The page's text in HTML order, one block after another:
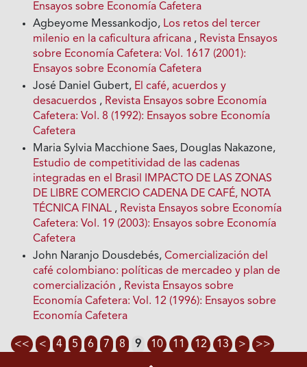
Ensayos sobre Economía Cafetera
Agbeyome Messankodjo, Los retos del tercer
milenio en la caficultura africana , Revista Ensayos
sobre Economía Cafetera: Vol. 1617 (2001):
Ensayos sobre Economía Cafetera
José Daniel Gubert, El café, acuerdos y
desacuerdos , Revista Ensayos sobre Economía
Cafetera: Vol. 8 (1992): Ensayos sobre Economía
Cafetera
Maria Sylvia Macchione Saes, Douglas Nakazone,
Estudio de competitividad de las cadenas
integradas en el Brasil IMPACTO DE LAS ZONAS
DE LIBRE COMERCIO CADENA DE CAFÉ, NOTA
TÉCNICA FINAL , Revista Ensayos sobre Economía
Cafetera: Vol. 19 (2003): Ensayos sobre Economía
Cafetera
John Naranjo Dousdebés,Comercialización del
café colombiano: políticas de mercadeo y plan de
comercialización , Revista Ensayos sobre
Economía Cafetera: Vol. 12 (1996): Ensayos sobre
Economía Cafetera
<< < 4 5 6 7 8 9 10 11 12 13 > >>